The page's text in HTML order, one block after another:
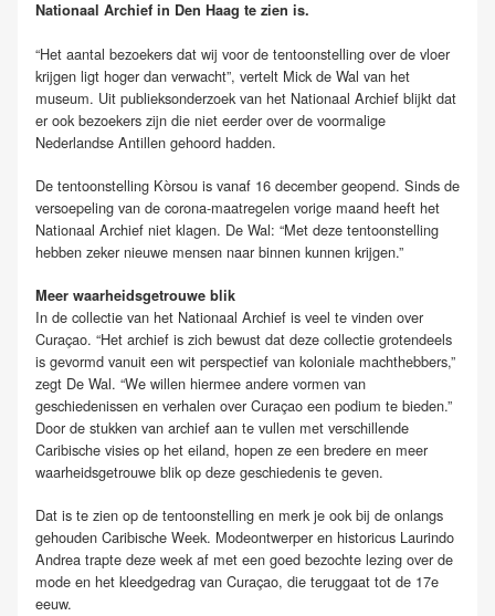
Nationaal Archief in Den Haag te zien is.
“Het aantal bezoekers dat wij voor de tentoonstelling over de vloer
krijgen ligt hoger dan verwacht”, vertelt Mick de Wal van het
museum. Uit publieksonderzoek van het Nationaal Archief blijkt dat
er ook bezoekers zijn die niet eerder over de voormalige
Nederlandse Antillen gehoord hadden.
De tentoonstelling Kòrsou is vanaf 16 december geopend. Sinds de
versoepeling van de corona-maatregelen vorige maand heeft het
Nationaal Archief niet klagen. De Wal: “Met deze tentoonstelling
hebben zeker nieuwe mensen naar binnen kunnen krijgen.”
Meer waarheidsgetrouwe blik
In de collectie van het Nationaal Archief is veel te vinden over
Curaçao. “Het archief is zich bewust dat deze collectie grotendeels
is gevormd vanuit een wit perspectief van koloniale machthebbers,”
zegt De Wal. “We willen hiermee andere vormen van
geschiedenissen en verhalen over Curaçao een podium te bieden.”
Door de stukken van archief aan te vullen met verschillende
Caribische visies op het eiland, hopen ze een bredere en meer
waarheidsgetrouwe blik op deze geschiedenis te geven.
Dat is te zien op de tentoonstelling en merk je ook bij de onlangs
gehouden Caribische Week. Modeontwerper en historicus Laurindo
Andrea trapte deze week af met een goed bezochte lezing over de
mode en het kleedgedrag van Curaçao, die teruggaat tot de 17e
eeuw.